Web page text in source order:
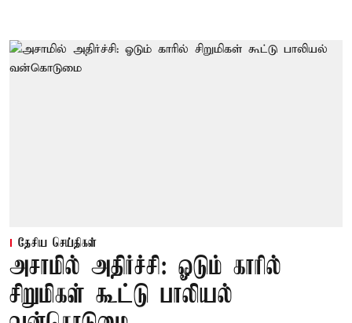
தேசிய செய்திகள்
அசாமில் அதிர்ச்சி: ஓடும் காரில்
சிறுமிகள் கூட்டு பாலியல்